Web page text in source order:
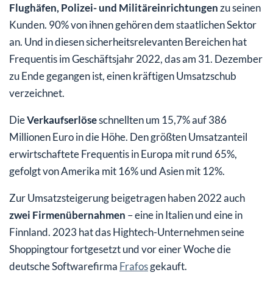
Flughäfen, Polizei- und Militäreinrichtungenzu seinen
Kunden. 90% von ihnen gehören dem staatlichen Sektor
an. Und in diesen sicherheitsrelevanten Bereichen hat
Frequentis im Geschäftsjahr 2022, das am 31. Dezember
zu Ende gegangen ist, einen kräftigen Umsatzschub
verzeichnet.
DieVerkaufserlöseschnellten um 15,7% auf 386
Millionen Euro in die Höhe. Den größten Umsatzanteil
erwirtschaftete Frequentis in Europa mit rund 65%,
gefolgt von Amerika mit 16% und Asien mit 12%.
Zur Umsatzsteigerung beigetragen haben 2022 auch
zwei Firmenübernahmen – eine in Italien und eine in
Finnland. 2023 hat das Hightech-Unternehmen seine
Shoppingtour fortgesetzt und vor einer Woche die
deutsche Softwarefirma Frafosgekauft.